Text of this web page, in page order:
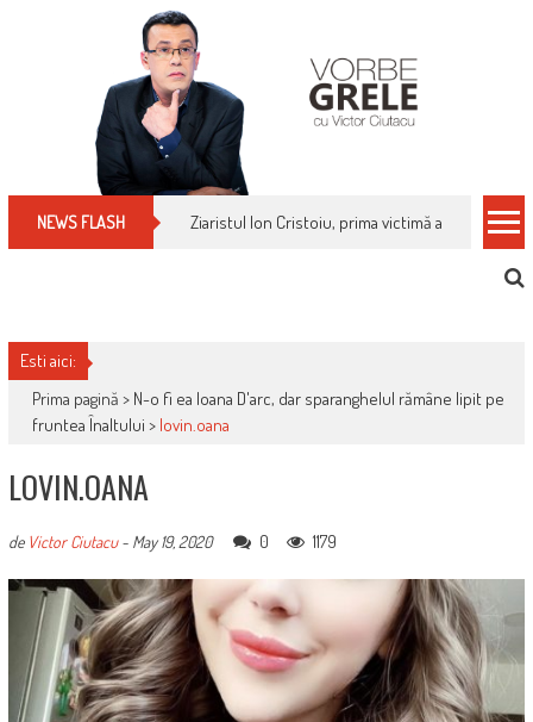
NEWS FLASH Ziaristul Ion Cristoiu, prima victimă a noi
Esti aici:
Prima pagină > N-o fi ea Ioana D'arc, dar sparanghelul rămâne lipit pe
fruntea Înaltului > lovin.oana
LOVIN.OANA
de Victor Ciutacu- May 19, 2020 0 1179